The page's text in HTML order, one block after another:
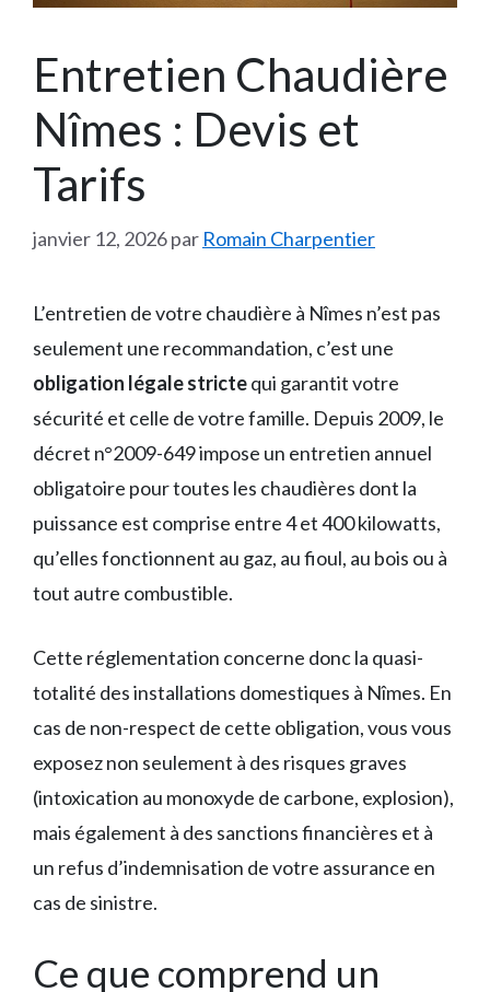
Entretien Chaudière
Nîmes : Devis et
Tarifs
janvier 12, 2026par Romain Charpentier
L’entretien de votre chaudière à Nîmes n’est pas
seulement une recommandation, c’est une
obligation légale strictequi garantit votre
sécurité et celle de votre famille. Depuis 2009, le
décret n°2009-649 impose un entretien annuel
obligatoire pour toutes les chaudières dont la
puissance est comprise entre 4 et 400 kilowatts,
qu’elles fonctionnent au gaz, au fioul, au bois ou à
tout autre combustible.
Cette réglementation concerne donc la quasi-
totalité des installations domestiques à Nîmes. En
cas de non-respect de cette obligation, vous vous
exposez non seulement à des risques graves
(intoxication au monoxyde de carbone, explosion),
mais également à des sanctions financières et à
un refus d’indemnisation de votre assurance en
cas de sinistre.
Ce que comprend un